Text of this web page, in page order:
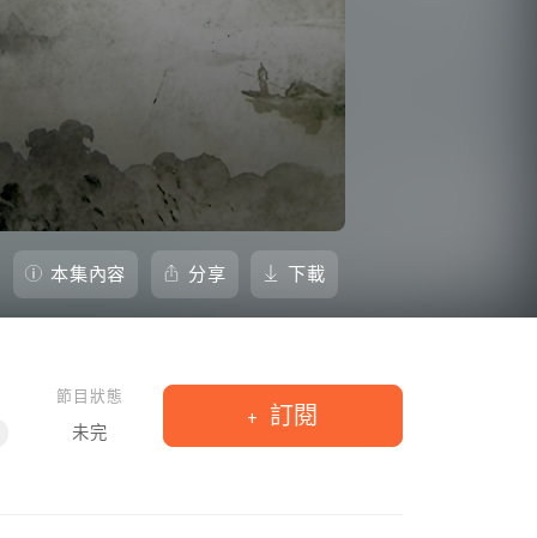
本集內容 分享 下載
節目狀態
未完
訂閱